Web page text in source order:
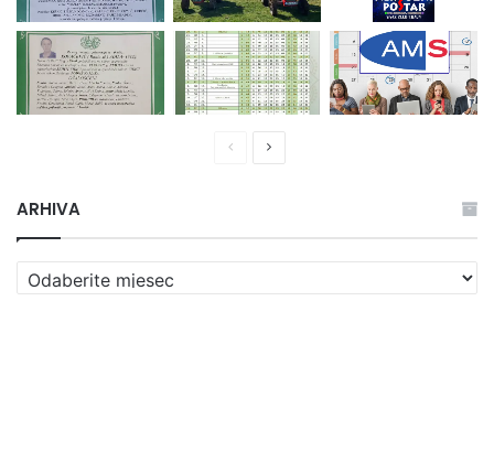
PrethodnaNaredna
ARHIVA
ARHIVA